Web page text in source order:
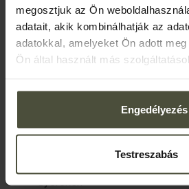
megosztjuk az Ön
adatait, akik kombinálhatják az
adatokkal, amelyeket Ön adott
Ön által használt más
Engedélyezés
Testreszabás
1éj
számát!
Gyerekek